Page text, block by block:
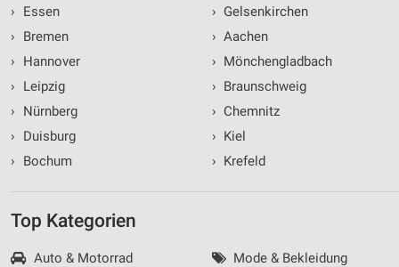
›
Essen
›
Bremen
›
Hannover
›
Leipzig
›
Nürnberg
›
Duisburg
›
Bochum
› Gelsenkirchen
› Aachen
› Mönchengladbach
› Braunschweig
› Chemnitz
› Kiel
› Krefeld
Top Kategorien
Auto & Motorrad
Mode & Bekleidung